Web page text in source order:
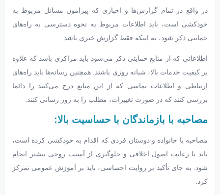
در واقع در تمام گزارش‌ها و اخباری که پیرامون مسائل مربوط به
خودکشی است، باید اطلاعات مربوط به نحوه دسترسی به راه‌های
حمایتی ذکر شود، نه اینکه فقط گزارش خبری باشد.
اطلاعاتی که از منابع حمایتی ذکر می‌شود باید مراکزی باشد که علاوه
بر کیفیت خدمات بالا، شبانه روزی باشند. همچنین رسانه‌ها باید راه‌های
ارتباطی و اطلاعات تماسی که از این منابع درج می‌کنند را دائما
بررسی کنند که در صورت تغییرات، مطلب را به روز رسانی کنند.
مصاحبه با بازماندگان با حساسیت بالا:
مصاحبه با خانواده و دوستان فردی که اقدام به خودکشی کرده است،
باید با رعایت اصول اخلاقی و جلوگیری از آسیب روحی بیشتر انجام
شود. به جای تأکید بر روایت احساسی، باید بر آموزش عمومی تمرکز
کرد.